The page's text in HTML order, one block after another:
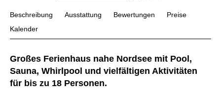
Beschreibung Ausstattung Bewertungen
Preise
Kalender
Großes Ferienhaus nahe Nordsee mit Pool,
Sauna, Whirlpool und vielfältigen Aktivitäten
für bis zu 18 Personen.